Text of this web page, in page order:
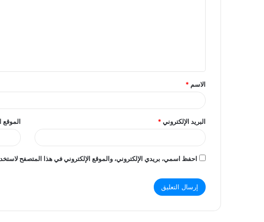
ق
*
الاسم *
البريد الإلكتروني* الموقع
احفظ اسمي، بريدي الإلكتروني، والموقع الإلكتروني في هذا المتصفح